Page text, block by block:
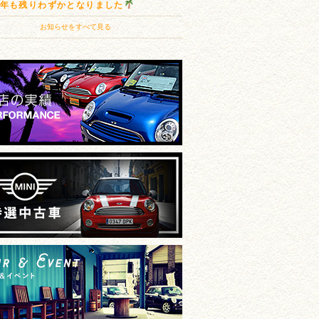
も残りわずかとなりました
お知らせをすべて見る